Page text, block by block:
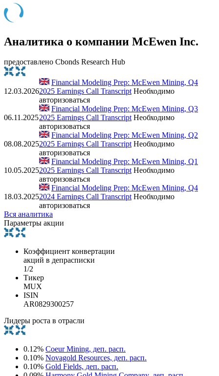
Аналитика о компании McEwen Inc.
предоставлено Cbonds Research Hub
12.03.2026
Financial Modeling Prep: McEwen Mining, Q4
2025 Earnings Call Transcript Необходимо
авторизоваться
06.11.2025
Financial Modeling Prep: McEwen Mining, Q3
2025 Earnings Call Transcript Необходимо
авторизоваться
08.08.2025
Financial Modeling Prep: McEwen Mining, Q2
2025 Earnings Call Transcript Необходимо
авторизоваться
10.05.2025
Financial Modeling Prep: McEwen Mining, Q1
2025 Earnings Call Transcript Необходимо
авторизоваться
18.03.2025
Financial Modeling Prep: McEwen Mining, Q4
2024 Earnings Call Transcript Необходимо
авторизоваться
Вся аналитика
Параметры акции
Коэффициент конвертации
акций в депрасписки
1/2
Тикер
MUX
ISIN
AR0829300257
Лидеры роста в отрасли
0.12% Coeur Mining, деп. расп.
0.10% Novagold Resources, деп. расп.
0.10% Gold Fields, деп. расп.